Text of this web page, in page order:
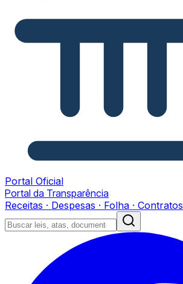
Portal Oficial
Portal da Transparência
Receitas · Despesas · Folha · Contratos